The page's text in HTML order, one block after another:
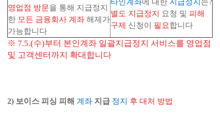
영업점 방문을 통해 지급정지
한 모든 금융회사 계좌 해제가
가능합니다
타인계좌에 대한 지급정지 는?
별도 지급정지
요청 및 피해
구제 신청이 필요합니다
※ 7.5.(수)부터 본인계좌 일괄지급정지 서비스를 영업점
및 고객센터까지 확대합니다
2) 보이스 피싱 피해 계좌 지급 정지 후 대처 방법